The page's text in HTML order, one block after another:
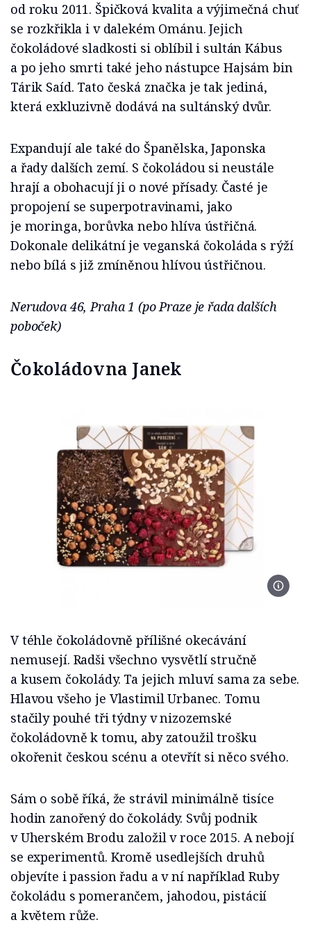
od roku 2011. Špičková kvalita a výjimečná chuť
se rozkřikla i v dalekém Ománu. Jejich
čokoládové sladkosti si oblíbil i sultán Kábus
a po jeho smrti také jeho nástupce Hajsám bin
Tárik Saíd. Tato česká značka je tak jediná,
která exkluzivně dodává na sultánský dvůr.
Expandují ale také do Španělska, Japonska
a řady dalších zemí. S čokoládou si neustále
hrají a obohacují ji o nové přísady. Časté je
propojení se superpotravinami, jako
je moringa, borůvka nebo hlíva ústřičná.
Dokonale delikátní je veganská čokoláda s rýží
nebo bílá s již zmíněnou hlívou ústřičnou.
Nerudova 46, Praha 1 (po Praze je řada dalších
poboček)
Čokoládovna Janek
Foto
V téhle čokoládovně přílišné okecávání
nemusejí. Radši všechno vysvětlí stručně
a kusem čokolády. Ta jejich mluví sama za sebe.
Hlavou všeho je Vlastimil Urbanec. Tomu
stačily pouhé tři týdny v nizozemské
čokoládovně k tomu, aby zatoužil trošku
okořenit českou scénu a otevřít si něco svého.
Sám o sobě říká, že strávil minimálně tisíce
hodin zanořený do čokolády. Svůj podnik
v Uherském Brodu založil v roce 2015. A nebojí
se experimentů. Kromě usedlejších druhů
objevíte i passion řadu a v ní například Ruby
čokoládu s pomerančem, jahodou, pistácií
a květem růže.